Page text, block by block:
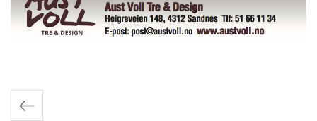
Innleggnavigasjon